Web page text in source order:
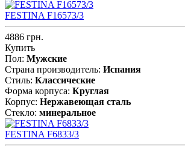
FESTINA F16573/3
4886 грн.
Купить
Пол: Мужские
Страна производитель: Испания
Стиль: Классические
Форма корпуса: Круглая
Корпус: Нержавеющая cталь
Стекло: минеральное
FESTINA F6833/3